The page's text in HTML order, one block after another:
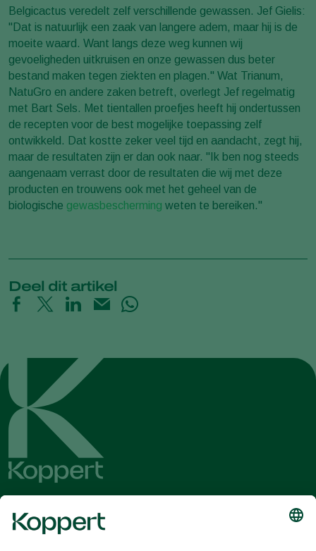
Belgicactus veredelt zelf verschillende gewassen. Jef Gielis:
"Dat is natuurlijk een zaak van langere adem, maar hij is de
moeite waard. Want langs deze weg kunnen wij
gevoeligheden uitkruisen en onze gewassen dus beter
bestand maken tegen ziekten en plagen." Wat Trianum,
NatuGro en andere zaken betreft, overlegt Jef regelmatig
met Bart Sels. Met tientallen proefjes heeft hij ondertussen
de recepten voor de best mogelijke toepassing zelf
ontwikkeld. Dat kostte zeker veel tijd en aandacht, zegt hij,
maar de resultaten zijn er dan ook naar. "Ik ben nog steeds
aangenaam verrast door de resultaten die wij met deze
producten en trouwens ook met het geheel van de
biologische gewasbescherming weten te bereiken."
Deel dit artikel
Ontvang het laatste nieuws en